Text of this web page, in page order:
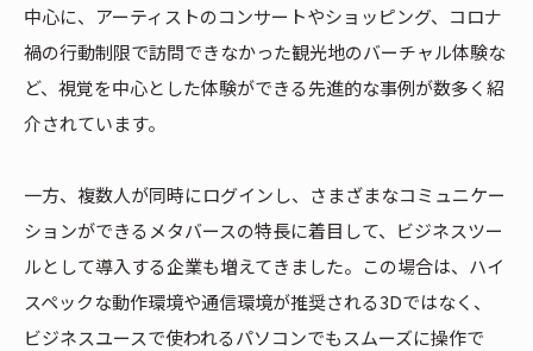
中心に、アーティストのコンサートやショッピング、コロナ
禍の行動制限で訪問できなかった観光地のバーチャル体験な
ど、視覚を中心とした体験ができる先進的な事例が数多く紹
介されています。
一方、複数人が同時にログインし、さまざまなコミュニケー
ションができるメタバースの特長に着目して、ビジネスツー
ルとして導入する企業も増えてきました。この場合は、ハイ
スペックな動作環境や通信環境が推奨される3Dではなく、
ビジネスユースで使われるパソコンでもスムーズに操作で